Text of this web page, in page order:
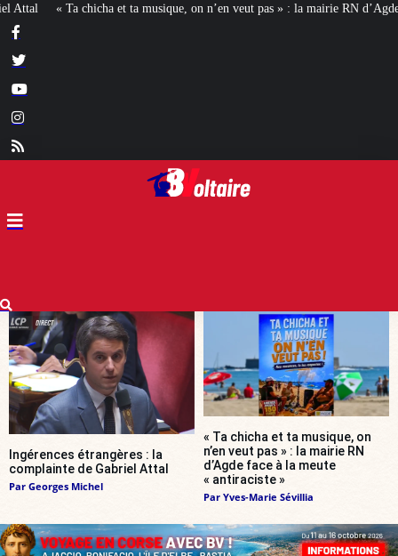
on n’en veut pas » : la mairie RN d’Agde face à la meute « antiraciste »
Ingérences étrangères : la
complainte de Gabriel Attal
Par Georges Michel
« Ta chicha et ta musique, on
n’en veut pas » : la mairie RN
d’Agde face à la meute
« antiraciste »
Par Yves-Marie Sévillia